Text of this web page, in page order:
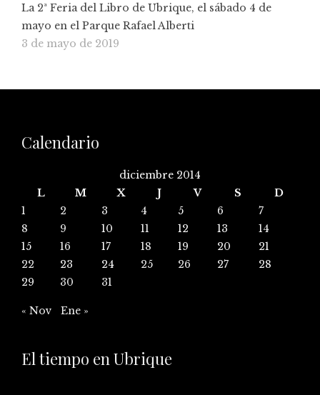
La 2ª Feria del Libro de Ubrique, el sábado 4 de
mayo en el Parque Rafael Alberti
3 de mayo de 2019
Calendario
diciembre 2014
L
M X J V S
D
1
2 3 4 5 6
7
8
9 10 11 12 13
14
15
16 17 18 19 20
21
22
23 24 25 26 27
28
29
30 31
« Nov Ene »
El tiempo en Ubrique